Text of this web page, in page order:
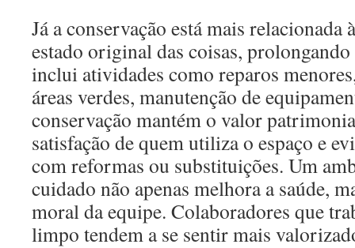
Já a conservação está mais relacionada
estado original das coisas,
inclui atividades como reparos
áreas verdes, manutenção de
conservação mantém o valor
satisfação de quem utiliza o espaço e
com reformas ou substituições. Um
cuidado não apenas melhora a saúde,
moral da equipe. Colaboradores que
limpo tendem a se sentir mais